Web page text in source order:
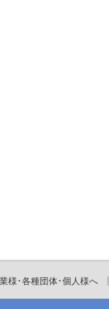
様･各種団体･個人様へ